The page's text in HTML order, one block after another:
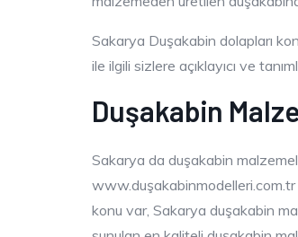
Sakarya Duşakabin dolapları
ile ilgili sizlere açıklayıcı ve
Duşakabin
Sakarya da duşakabin
konu var, Sakarya duşakabin